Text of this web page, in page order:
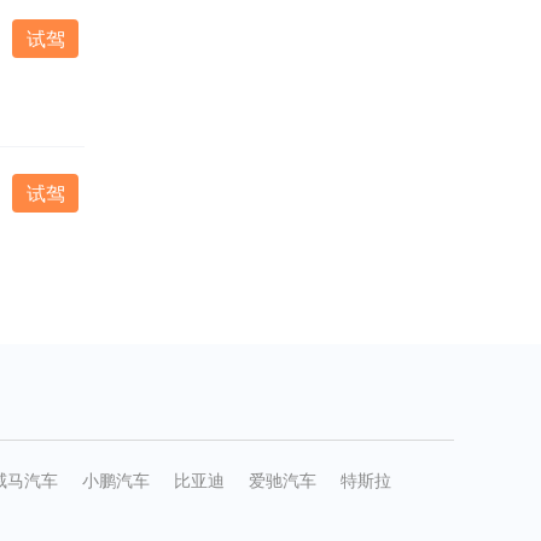
试驾
试驾
马汽车 小鹏汽车 比亚迪 爱驰汽车
特斯拉